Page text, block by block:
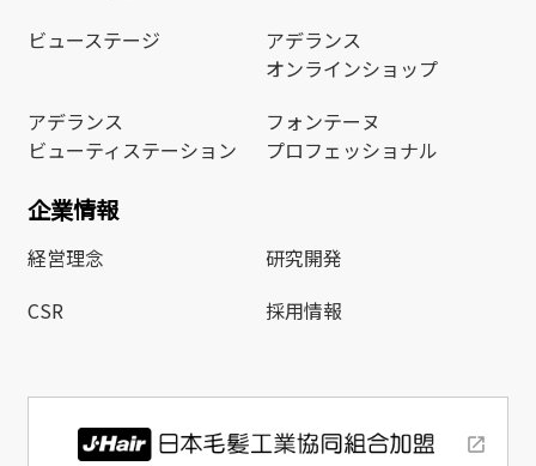
ビューステージ
アデランス
オンラインショップ
アデランス
ビューティステーション
フォンテーヌ
プロフェッショナル
企業情報
経営理念
研究開発
CSR
採用情報